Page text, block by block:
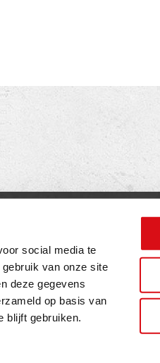
social media te
van onze site
deze gegevens
op basis van
blijft gebruiken.
Privacy
Cookie beleid